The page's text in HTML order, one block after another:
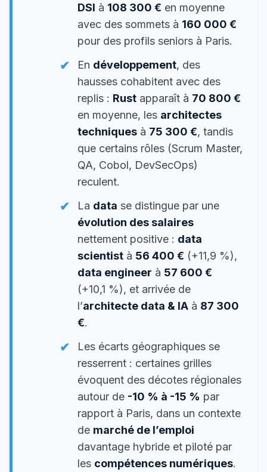
DSI à 108 300 € en moyenne
avec des sommets à 160 000 €
pour des profils seniors à Paris.
En développement, des
hausses cohabitent avec des
replis : Rust apparaît à 70 800 €
en moyenne, les architectes
techniques à 75 300 €, tandis
que certains rôles (Scrum Master,
QA, Cobol, DevSecOps)
reculent.
La data se distingue par une
évolution des salaires
nettement positive : data
scientist à 56 400 € (+11,9 %),
data engineer à 57 600 €
(+10,1 %), et arrivée de
l’architecte data & IA à 87 300
€.
Les écarts géographiques se
resserrent : certaines grilles
évoquent des décotes régionales
autour de -10 % à -15 % par
rapport à Paris, dans un contexte
de marché de l’emploi
davantage hybride et piloté par
les compétences numériques.